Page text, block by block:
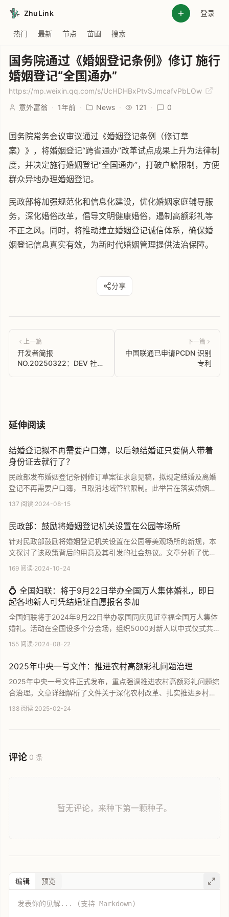
ZhuLink 登录
热门 最新 节点 苗圃 搜索
国务院通过《婚姻登记条例》修订 施行
婚姻登记“全国通办”
https://mp.weixin.qq.com/s/UcHDHBxPtvSJmcafvPbLOw
意外富翁 · 1年前 · News · 121 · 0
国务院常务会议审议通过《婚姻登记条例（修订草
案）》，将婚姻登记“跨省通办”改革试点成果上升为法律制
度，并决定施行婚姻登记“全国通办”，打破户籍限制，方便
群众异地办理婚姻登记。
民政部将加强规范化和信息化建设，优化婚姻家庭辅导服
务，深化婚俗改革，倡导文明健康婚俗，遏制高额彩礼等
不正之风。同时，将推动建立婚姻登记诚信体系，确保婚
姻登记信息真实有效，为新时代婚姻管理提供法治保障。
分享
上一篇
开发者简报
NO.20250322：DEV 社区
下一篇
中国联通已申请PCDN 识别
专利
延伸阅读
结婚登记拟不再需要户口簿，以后领结婚证只要俩人带着
身份证去就行了？
民政部发布婚姻登记条例修订草案征求意见稿，拟规定结婚及离婚
登记不再需要户口簿，且取消地域管辖限制。此举旨在落实婚姻自
由原则，简化办事流程，将婚姻自主权归还给个人。文章深入解析
的讨论与担忧。
137 阅读·2024-08-15
民政部：鼓励将婚姻登记机关设置在公园等场所
针对民政部鼓励将婚姻登记机关设置在公园等美观场所的新规，本
文探讨了该政策背后的用意及其引发的社会热议。文章分析了优化
婚姻登记环境与提升结婚意愿之间的关系，并结合网友对低结婚率
诉求。
169 阅读·2024-10-24
💍 全国妇联：将于9月22日举办全国万人集体婚礼，即日
起各地新人可凭结婚证自愿报名参加
全国妇联将于2024年9月22日举办家国同庆见证幸福全国万人集体
婚礼。活动在全国设多个分会场，组织5000对新人以中式仪式共许
诺言，积极倡导婚事新办简办及反对高价彩礼。即日起，各地新人
盛大公益活动。
155 阅读·2024-08-22
2025年中央一号文件：推进农村高额彩礼问题治理
2025年中央一号文件正式发布，重点强调推进农村高额彩礼问题综
合治理。文章详细解析了文件关于深化农村改革、扎实推进乡村全
面振兴的指导意见，涵盖加强公益性婚恋服务、打击婚骗、深化殡
138 阅读·2025-02-24
评论 0 条
暂无评论，来种下第一颗种子。
编辑 预览